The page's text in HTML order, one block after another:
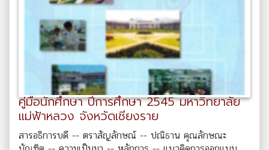
คู่มือนักศึกษา ปีการศึกษา 2545 มหาวิทยาลัย
แม่ฟ้าหลวง จังหวัดเชียงราย
สารอธิการบดี -- ตราสัญลักษณ์ -- ปณิธาน คุณลักษณะ